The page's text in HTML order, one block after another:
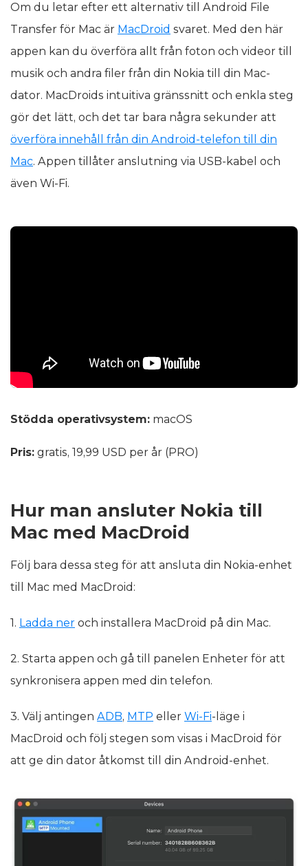
Om du letar efter ett alternativ till Android File
Transfer för Mac är MacDroid svaret. Med den här
appen kan du överföra allt från foton och videor till
musik och andra filer från din Nokia till din Mac-
dator. MacDroids intuitiva gränssnitt och enkla steg
gör det lätt, och det tar bara några sekunder att
överföra innehåll från din Android-telefon till din
Mac. Appen tillåter anslutning via USB-kabel och
även Wi-Fi.
Stödda operativsystem: macOS
Pris: gratis, 19,99 USD per år (PRO)
Hur man ansluter Nokia till
Mac med MacDroid
Följ bara dessa steg för att ansluta din Nokia-enhet
till Mac med MacDroid:
1. Ladda ner och installera MacDroid på din Mac.
2. Starta appen och gå till panelen Enheter för att
synkronisera appen med din telefon.
3. Välj antingen ADB, MTP eller Wi-Fi-läge i
MacDroid och följ stegen som visas i MacDroid för
att ge din dator åtkomst till din Android-enhet.